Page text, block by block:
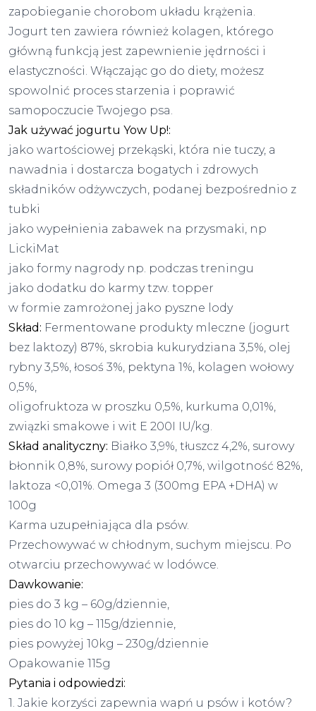
zapobieganie chorobom układu krążenia.
Jogurt ten zawiera również kolagen, którego
główną funkcją jest zapewnienie jędrności i
elastyczności. Włączając go do diety, możesz
spowolnić proces starzenia i poprawić
samopoczucie Twojego psa.
Jak używać jogurtu Yow Up!:
jako wartościowej przekąski, która nie tuczy, a
nawadnia i dostarcza bogatych i zdrowych
składników odżywczych, podanej bezpośrednio z
tubki
jako wypełnienia zabawek na przysmaki, np
LickiMat
jako formy nagrody np. podczas treningu
jako dodatku do karmy tzw. topper
w formie zamrożonej jako pyszne lody
Skład: Fermentowane produkty mleczne (jogurt
bez laktozy) 87%, skrobia kukurydziana 3,5%, olej
rybny 3,5%, łosoś 3%, pektyna 1%, kolagen wołowy
0,5%,
oligofruktoza w proszku 0,5%, kurkuma 0,01%,
związki smakowe i wit E 200I IU/kg.
Skład analityczny: Białko 3,9%, tłuszcz 4,2%, surowy
błonnik 0,8%, surowy popiół 0,7%, wilgotność 82%,
laktoza <0,01%. Omega 3 (300mg EPA +DHA) w
100g
Karma uzupełniająca dla psów.
Przechowywać w chłodnym, suchym miejscu. Po
otwarciu przechowywać w lodówce.
Dawkowanie:
pies do 3 kg – 60g/dziennie,
pies do 10 kg – 115g/dziennie,
pies powyżej 10kg – 230g/dziennie
Opakowanie 115g
Pytania i odpowiedzi:
1. Jakie korzyści zapewnia wapń u psów i kotów?